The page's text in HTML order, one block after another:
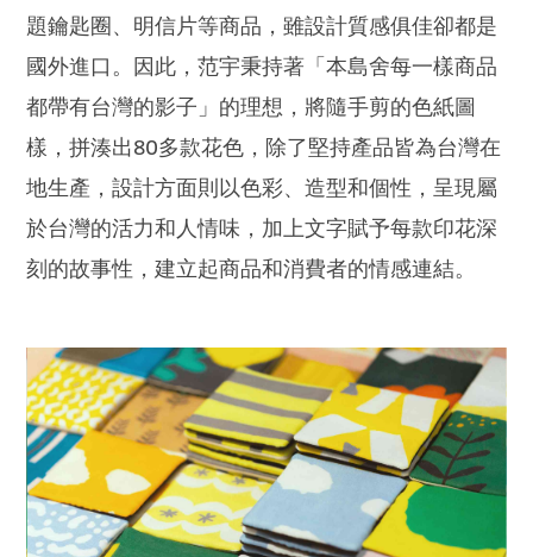
題鑰匙圈、明信片等商品，雖設計質感俱佳卻都是
國外進口。因此，范宇秉持著「本島舍每一樣商品
都帶有台灣的影子」的理想，將隨手剪的色紙圖
樣，拼湊出80多款花色，除了堅持產品皆為台灣在
地生產，設計方面則以色彩、造型和個性，呈現屬
於台灣的活力和人情味，加上文字賦予每款印花深
刻的故事性，建立起商品和消費者的情感連結。